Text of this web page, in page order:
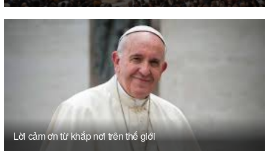
Lời cảm ơn từ khắp nơi trên thế giới